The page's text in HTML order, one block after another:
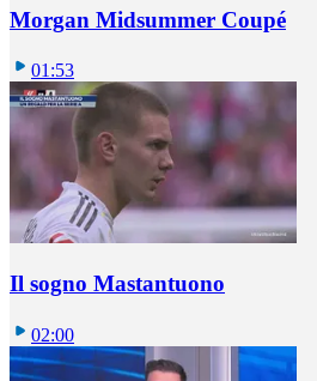
Morgan Midsummer Coupé
01:53
Il sogno Mastantuono
02:00